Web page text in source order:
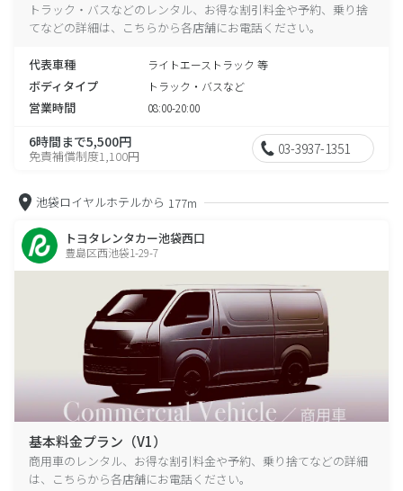
トラック・バスなどのレンタル、お得な割引料金や予約、乗り捨
てなどの詳細は、こちらから各店舗にお電話ください。
代表車種 ライトエーストラック 等
ボディタイプ トラック・バスなど
営業時間 08:00-20:00
6時間まで5,500円
免責補償制度1,100円 03-3937-1351
池袋ロイヤルホテルから 177m
トヨタレンタカー池袋西口
豊島区西池袋1-29-7
基本料金プラン（V1）
商用車のレンタル、お得な割引料金や予約、乗り捨てなどの詳細
は、こちらから各店舗にお電話ください。